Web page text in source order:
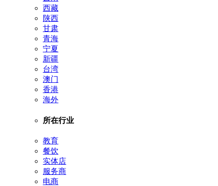
西藏
陕西
甘肃
青海
宁夏
新疆
台湾
澳门
香港
海外
所在行业
教育
餐饮
实体店
服务商
电商